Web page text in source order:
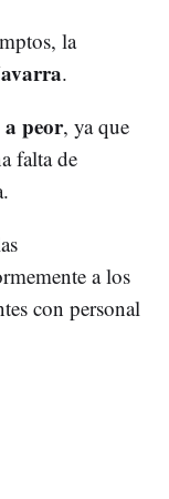
la
.
peor, ya que
falta de
a los
con personal